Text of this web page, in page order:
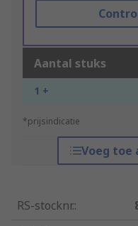
Aantal stuks
1 +
*prijsindicatie
Voeg toe
RS-stocknr.: